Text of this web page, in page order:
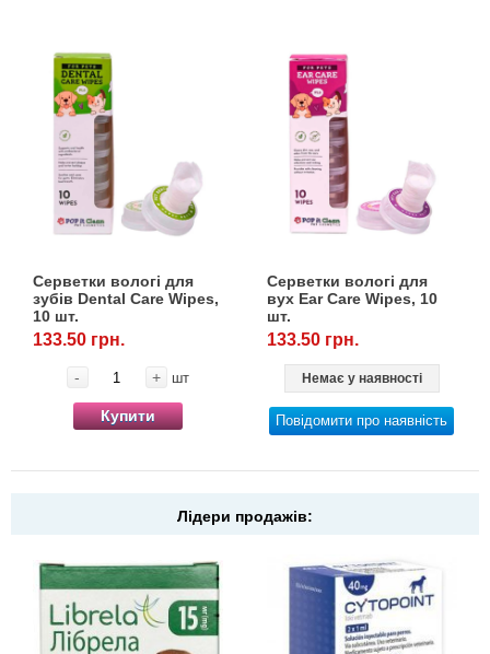
Серветки вологі для
зубів Dental Care Wipes,
10 шт.
133.50 грн.
- + шт
Купити
Серветки вологі для
вух Ear Care Wipes, 10
шт.
133.50 грн.
Немає у наявності
Повідомити про наявність
Лідери продажів: